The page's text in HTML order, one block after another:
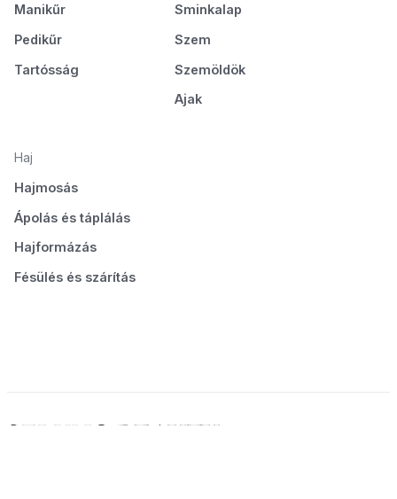
Manikűr
Pedikűr
Tartósság
Sminkalap
Szem
Szemöldök
Ajak
Haj
Hajmosás
Ápolás és táplálás
Hajformázás
Fésülés és szárítás